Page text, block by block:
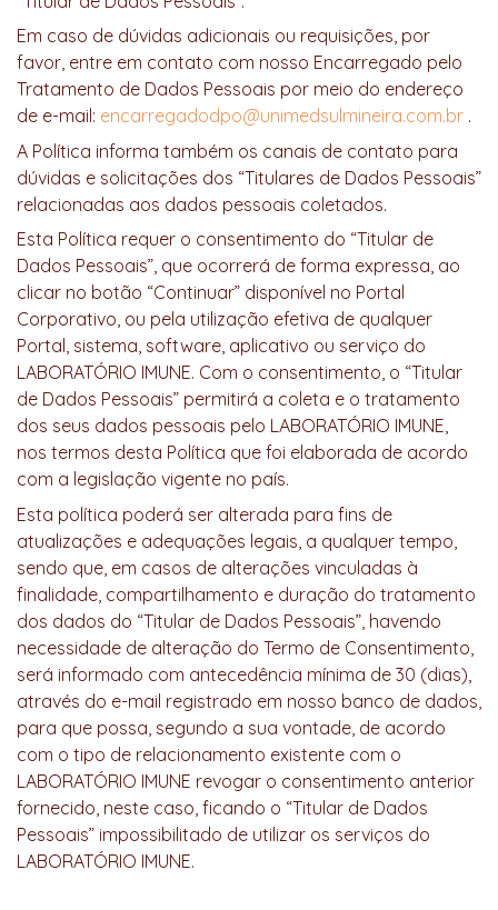
Em caso de dúvidas adicionais ou requisições, por
favor, entre em contato com nosso Encarregado pelo
Tratamento de Dados Pessoais por meio do endereço
de e-mail: encarregadodpo@unimedsulmineira.com.br .
A Política informa também os canais de contato para
dúvidas e solicitações dos “Titulares de Dados Pessoais”
relacionadas aos dados pessoais coletados.
Esta Política requer o consentimento do “Titular de
Dados Pessoais”, que ocorrerá de forma expressa, ao
clicar no botão “Continuar” disponível no Portal
Corporativo, ou pela utilização efetiva de qualquer
Portal, sistema, software, aplicativo ou serviço do
LABORATÓRIO IMUNE. Com o consentimento, o “Titular
de Dados Pessoais” permitirá a coleta e o tratamento
dos seus dados pessoais pelo LABORATÓRIO IMUNE,
nos termos desta Política que foi elaborada de acordo
com a legislação vigente no país.
Esta política poderá ser alterada para fins de
atualizações e adequações legais, a qualquer tempo,
sendo que, em casos de alterações vinculadas à
finalidade, compartilhamento e duração do tratamento
dos dados do “Titular de Dados Pessoais”, havendo
necessidade de alteração do Termo de Consentimento,
será informado com antecedência mínima de 30 (dias),
através do e-mail registrado em nosso banco de dados,
para que possa, segundo a sua vontade, de acordo
com o tipo de relacionamento existente com o
LABORATÓRIO IMUNE revogar o consentimento anterior
fornecido, neste caso, ficando o “Titular de Dados
Pessoais” impossibilitado de utilizar os serviços do
LABORATÓRIO IMUNE.